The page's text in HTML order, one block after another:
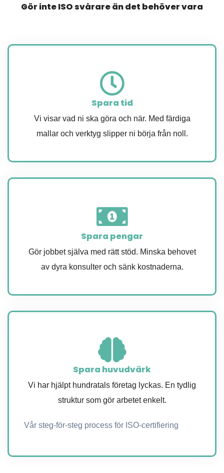
Gör inte ISO svårare än det behöver vara
Spara tid
Vi visar vad ni ska göra och när. Med färdiga
mallar och verktyg slipper ni börja från noll.
Spara pengar
Gör jobbet själva med rätt stöd. Minska behovet
av dyra konsulter och sänk kostnaderna.
Spara huvudvärk
Vi har hjälpt hundratals företag lyckas. En tydlig
struktur som gör arbetet enkelt.
Vår steg-för-steg process för ISO-certifiering